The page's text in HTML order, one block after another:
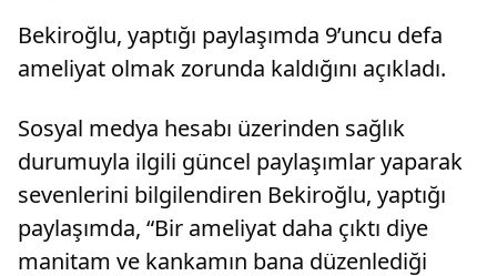
Bekiroğlu, yaptığı paylaşımda 9’uncu defa
ameliyat olmak zorunda kaldığını açıkladı.
Sosyal medya hesabı üzerinden sağlık
durumuyla ilgili güncel paylaşımlar yaparak
sevenlerini bilgilendiren Bekiroğlu, yaptığı
paylaşımda, “Bir ameliyat daha çıktı diye
manitam ve kankamın bana düzenlediği